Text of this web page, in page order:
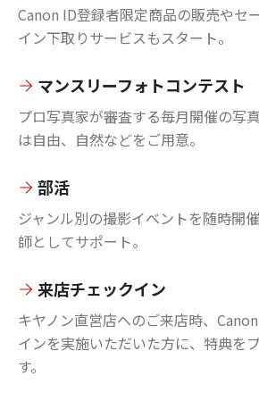
Canon ID登録者限定商品の販売やセ
イン下取りサービスもスタート。
マンスリーフォトコンテスト
プロ写真家が審査する毎月開催の写
は自由、自然などをご用意。
部活
ジャンル別の撮影イベントを随時開
師としてサポート。
来店チェックイン
キヤノン直営店へのご来店時、
インを実施いただいた方に、特典を
す。